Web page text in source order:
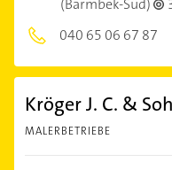
040 65 06 67 87
Kröger J. C. &
MALERBETRIEBE